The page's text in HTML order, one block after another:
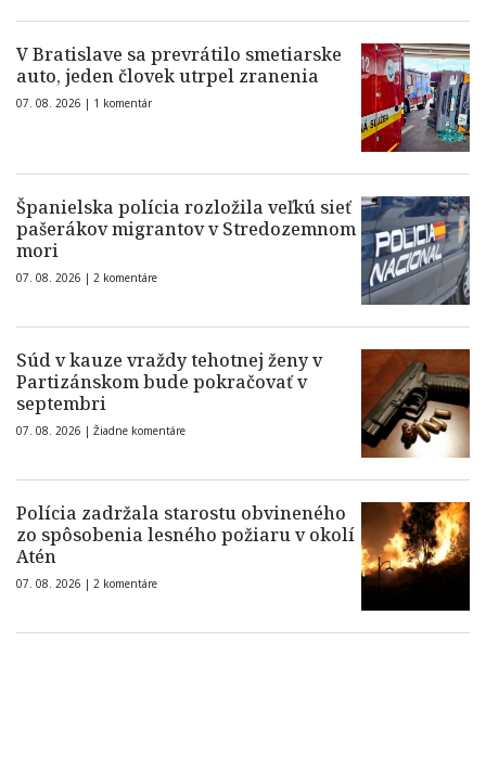
V Bratislave sa prevrátilo smetiarske
auto, jeden človek utrpel zranenia
07. 08. 2026 | 1 komentár
Španielska polícia rozložila veľkú sieť
pašerákov migrantov v Stredozemnom
mori
07. 08. 2026 | 2 komentáre
Súd v kauze vraždy tehotnej ženy v
Partizánskom bude pokračovať v
septembri
07. 08. 2026 | Žiadne komentáre
Polícia zadržala starostu obvineného
zo spôsobenia lesného požiaru v okolí
Atén
07. 08. 2026 | 2 komentáre